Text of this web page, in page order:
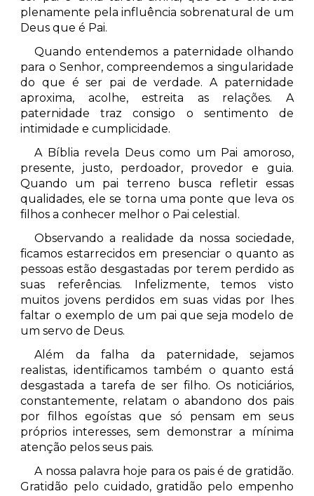
plenamente pela influência sobrenatural de um
Deus que é Pai.
Quando entendemos a paternidade olhando
para o Senhor, compreendemos a singularidade
do que é ser pai de verdade. A paternidade
aproxima, acolhe, estreita as relações. A
paternidade traz consigo o sentimento de
intimidade e cumplicidade.
A Bíblia revela Deus como um Pai amoroso,
presente, justo, perdoador, provedor e guia.
Quando um pai terreno busca refletir essas
qualidades, ele se torna uma ponte que leva os
filhos a conhecer melhor o Pai celestial.
Observando a realidade da nossa sociedade,
ficamos estarrecidos em presenciar o quanto as
pessoas estão desgastadas por terem perdido as
suas referências. Infelizmente, temos visto
muitos jovens perdidos em suas vidas por lhes
faltar o exemplo de um pai que seja modelo de
um servo de Deus.
Além da falha da paternidade, sejamos
realistas, identificamos também o quanto está
desgastada a tarefa de ser filho. Os noticiários,
constantemente, relatam o abandono dos pais
por filhos egoístas que só pensam em seus
próprios interesses, sem demonstrar a mínima
atenção pelos seus pais.
A nossa palavra hoje para os pais é de gratidão.
Gratidão pelo cuidado, gratidão pelo empenho